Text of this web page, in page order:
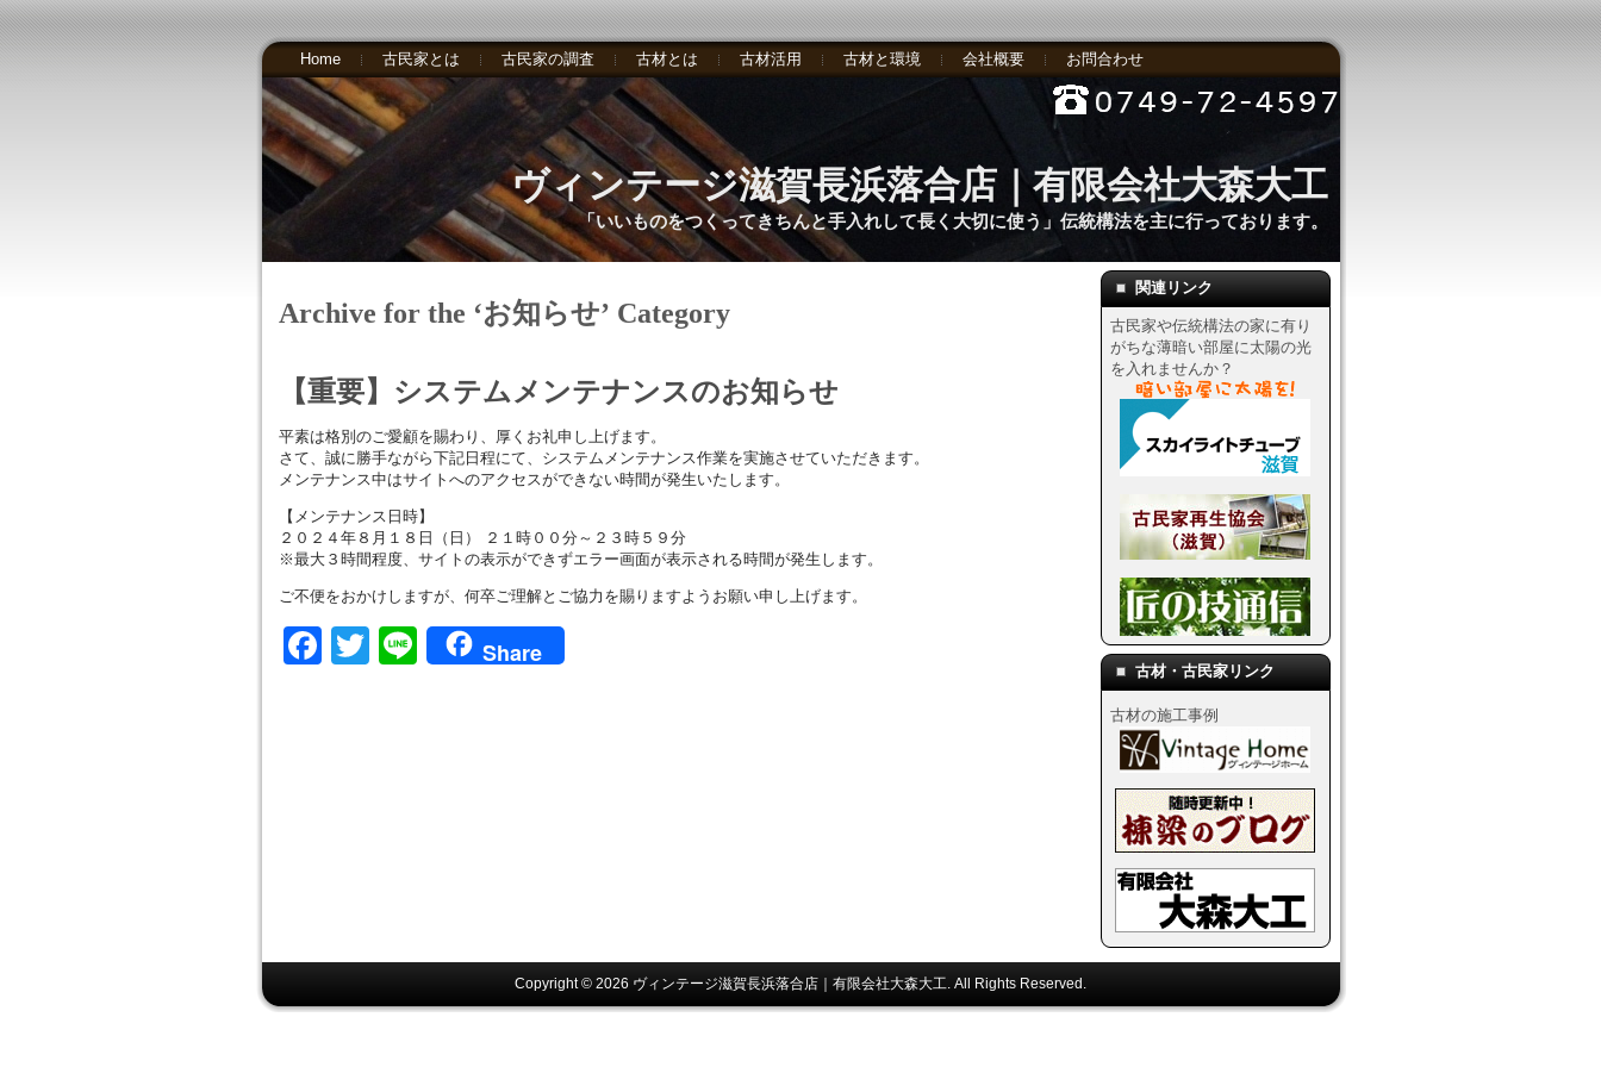
Home 古民家とは 古民家の調査 古材とは 古材活用 古材と環境 会社概要 お問合わせ
ヴィンテージ滋賀長浜落合店｜有限会社大森大工
「いいものをつくってきちんと手入れして長く大切に使う」伝統構法を主に行っております。
Archive for the ‘お知らせ’ Category
【重要】システムメンテナンスのお知らせ
平素は格別のご愛顧を賜わり、厚くお礼申し上げます。
さて、誠に勝手ながら下記日程にて、システムメンテナンス作業を実施させていただきます。
メンテナンス中はサイトへのアクセスができない時間が発生いたします。
【メンテナンス日時】
２０２４年８月１８日（日） ２１時００分～２３時５９分
※最大３時間程度、サイトの表示ができずエラー画面が表示される時間が発生します。
ご不便をおかけしますが、何卒ご理解とご協力を賜りますようお願い申し上げます。
Facebook
Twitter
LineShare
関連リンク
古民家や伝統構法の家に有り
がちな薄暗い部屋に太陽の光
を入れませんか？
古材・古民家リンク
古材の施工事例
Copyright © 2026 ヴィンテージ滋賀長浜落合店｜有限会社大森大工. All Rights Reserved.